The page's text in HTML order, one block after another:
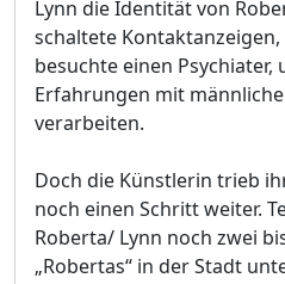
Lynn die Identität von
schaltete
besuchte einen
Erfahrungen mit
verarbeiten.
Doch die Künstlerin trieb
noch einen Schritt weiter.
Roberta/ Lynn noch zwei
„Robertas“ in der Stadt